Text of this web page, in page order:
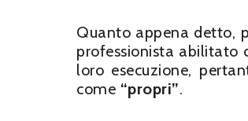
Quanto appena detto,
professionista abilitato
loro esecuzione,
come “propri”.